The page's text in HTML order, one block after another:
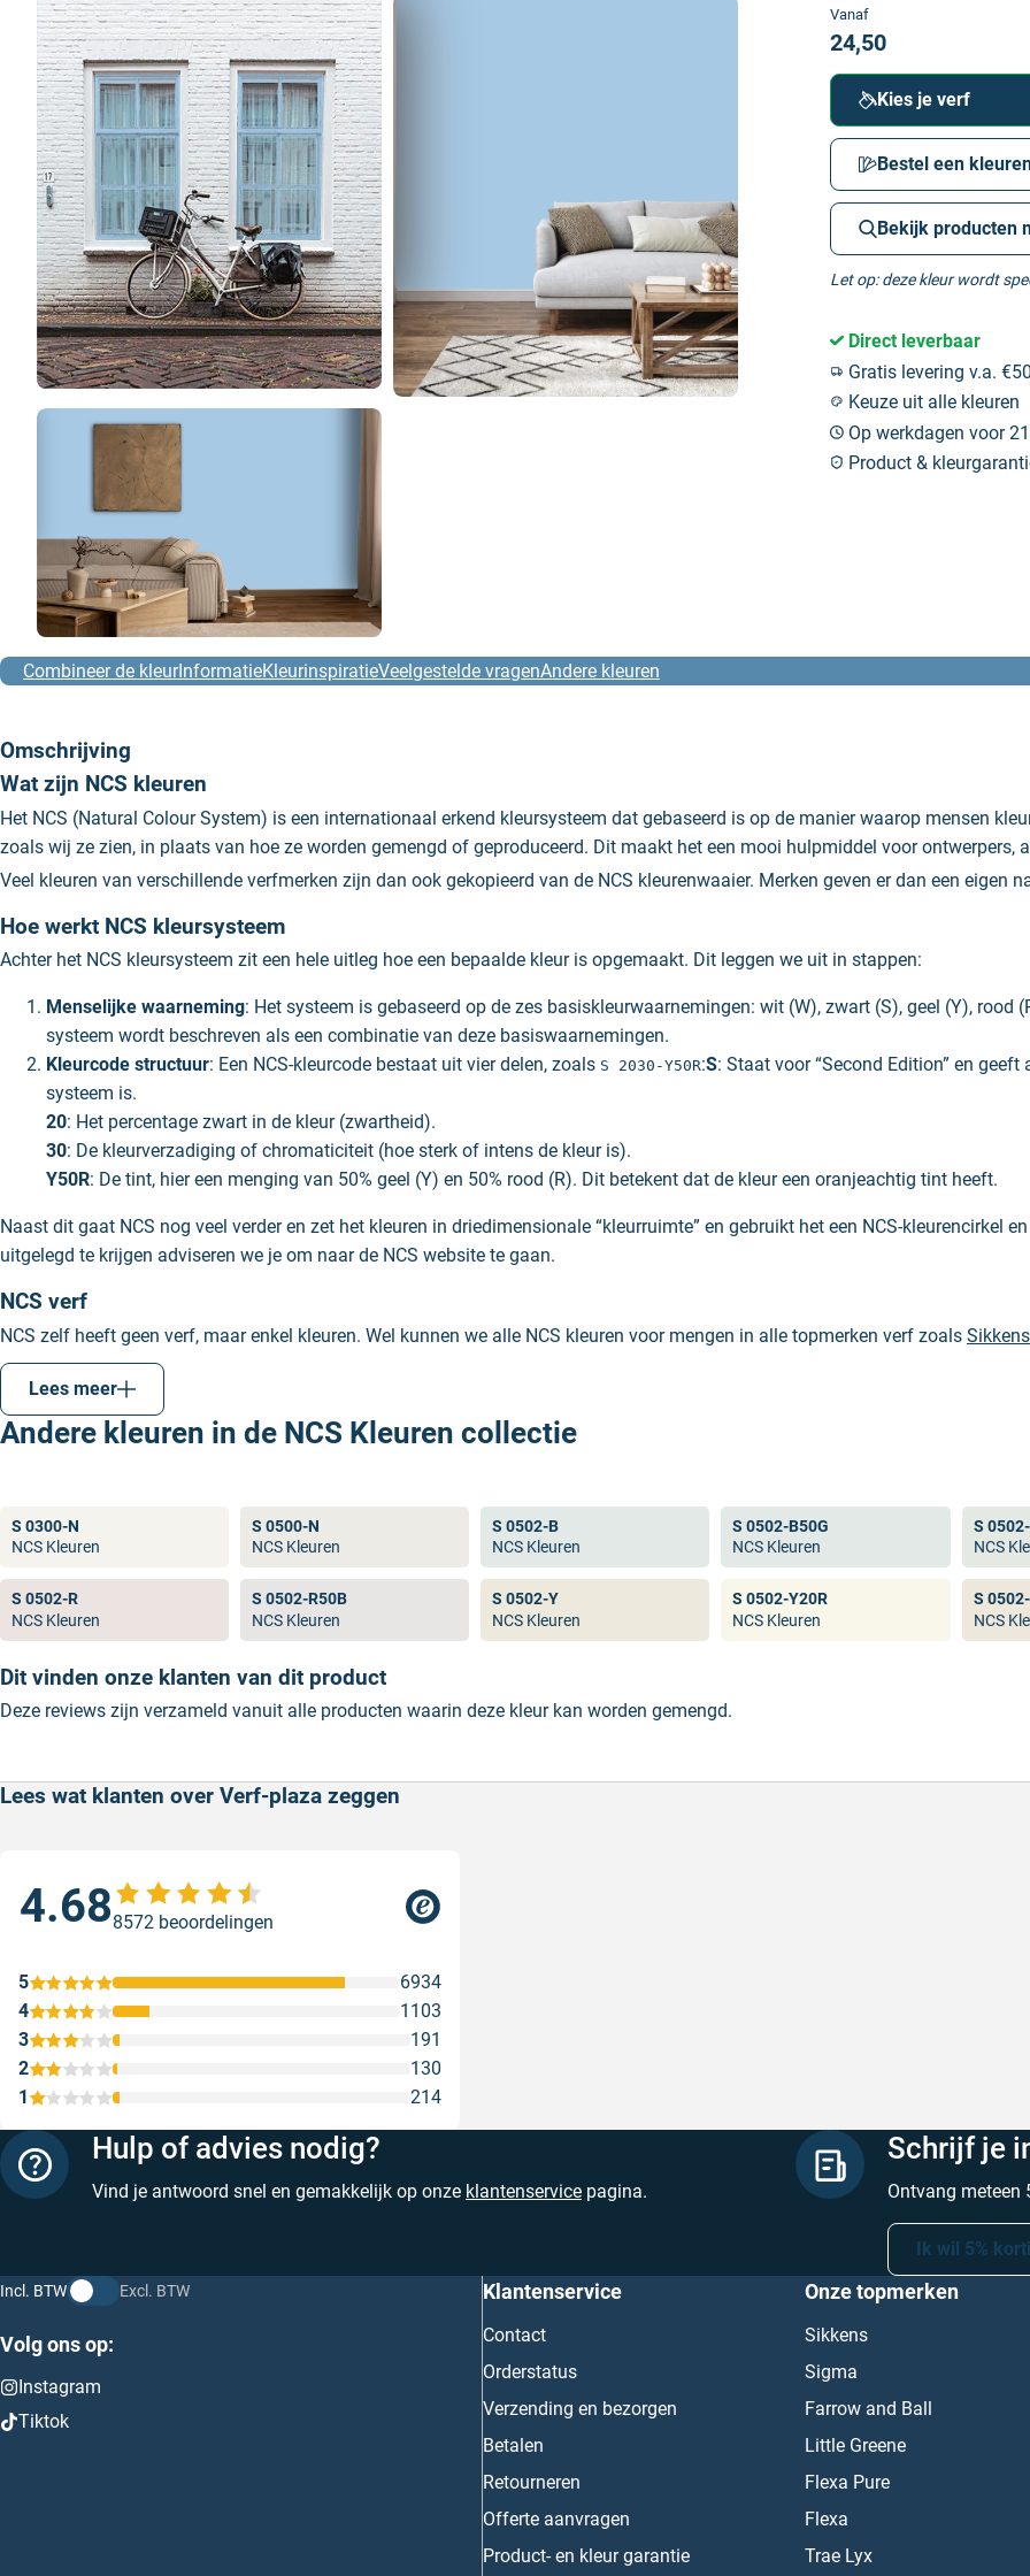
Vanaf
24,50
Kies je verf
Bestel een
Bekijk producten
Let op: deze kleur wordt
Direct leverbaar
Gratis levering v.a.
Keuze uit alle kleuren
Op werkdagen voor
Product &
Combineer de kleurInformatieKleurinspiratieVeelgestelde vragenAndere kleuren
Omschrijving
Wat zijn NCS kleuren
Het NCS (Natural Colour System) is een internationaal erkend kleursysteem dat gebaseerd is op de manier waarop mensen
zoals wij ze zien, in plaats van hoe ze worden gemengd of geproduceerd. Dit maakt het een mooi hulpmiddel voor ontwerpers,
Veel kleuren van verschillende verfmerken zijn dan ook gekopieerd van de NCS kleurenwaaier. Merken geven er dan een eigen
Hoe werkt NCS kleursysteem
Achter het NCS kleursysteem zit een hele uitleg hoe een bepaalde kleur is opgemaakt. Dit leggen we uit in stappen:
Menselijke waarneming: Het systeem is gebaseerd op de zes basiskleurwaarnemingen: wit (W), zwart (S), geel (Y), rood
systeem wordt beschreven als een combinatie van deze basiswaarnemingen.
Kleurcode structuur: Een NCS-kleurcode bestaat uit vier delen, zoals S 2030-Y50R:S: Staat voor “Second Edition” en
systeem is.
20: Het percentage zwart in de kleur (zwartheid).
30: De kleurverzadiging of chromaticiteit (hoe sterk of intens de kleur is).
Y50R: De tint, hier een menging van 50% geel (Y) en 50% rood (R). Dit betekent dat de kleur een oranjeachtig tint heeft.
Naast dit gaat NCS nog veel verder en zet het kleuren in driedimensionale “kleurruimte” en gebruikt het een NCS-kleurencirkel
uitgelegd te krijgen adviseren we je om naar de NCS website te gaan.
NCS verf
NCS zelf heeft geen verf, maar enkel kleuren. Wel kunnen we alle NCS kleuren voor mengen in alle topmerken verf zoals Sikkens
mengen we onder officiële mengmachines met originele kleurpasta’s waardoor je altijd verzekerd bent van de juiste NCS kleur.
Het verschil tussen NCS en RAL
NCS enRAL zijn twee verschillende kleurensystemen en merken. Beide zijn wel enorm populair en worden naast de verfwereld
Een veel gestelde vraag is welke NCS kleur is RAL 9010? Het antwoord hierop is eenvoudig: NCS heeft geen RAL kleuren en dus
Lees meer
Andere kleuren in de NCS Kleuren collectie
S 0300-N
NCS Kleuren
S 0500-N
NCS Kleuren
S 0502-B
NCS Kleuren
S 0502-B50G
NCS Kleuren
S
NCS
S 0502-R
NCS Kleuren
S 0502-R50B
NCS Kleuren
S 0502-Y
NCS Kleuren
S 0502-Y20R
NCS Kleuren
S
NCS
Dit vinden onze klanten van dit product
Deze reviews zijn verzameld vanuit alle producten waarin deze kleur kan worden gemengd.
Lees wat klanten over Verf-plaza zeggen
4.688572 beoordelingen
1 214
2 130
3 191
4 1103
5 6934
Hulp of advies nodig?
Vind je antwoord snel en gemakkelijk op onze klantenservice pagina.
Schrijf je
Ontvang meteen
Ik wil 5%
Incl. BTW Excl. BTW
Volg ons op:
Instagram
Tiktok
Klantenservice
Contact
Orderstatus
Verzending en bezorgen
Betalen
Retourneren
Offerte aanvragen
Product- en kleur garantie
Onze topmerken
Sikkens
Sigma
Farrow and Ball
Little Greene
Flexa Pure
Flexa
Trae Lyx